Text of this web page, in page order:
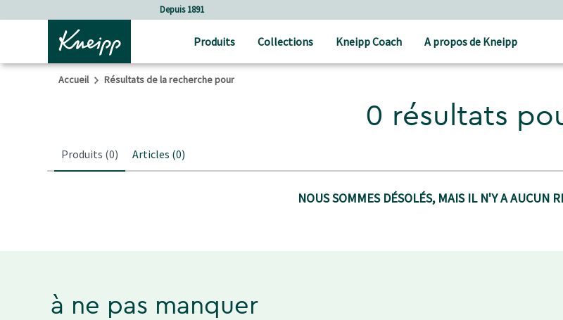
Sauter au contenu du pied de pageDepuis 1891
Produits Collections Kneipp Coach A propos de Kneipp
Accueil Résultats de la recherche pour
0 résultats
Produits (0) Articles (0)
NOUS SOMMES DÉSOLÉS, MAIS IL N'Y A AUCUN
à ne pas manquer